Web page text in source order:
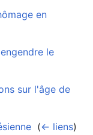
en
le
sur l'âge de
(← liens)